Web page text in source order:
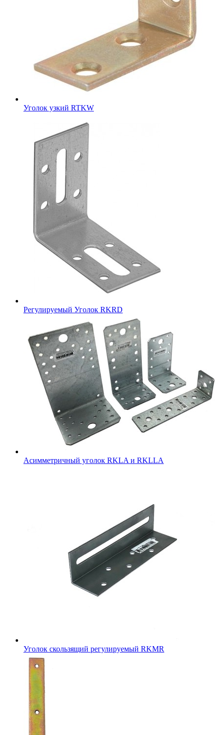
Уголок узкий RTKW
Регулируемый Уголок RKRD
Асимметричный уголок RKLA и RKLLA
Уголок скользящий регулируемый RKMR